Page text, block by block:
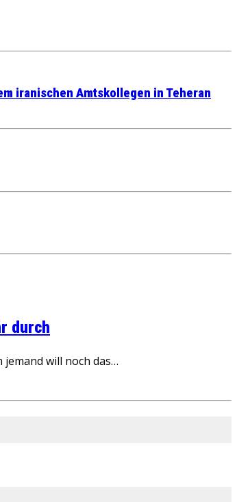
iranischen Amtskollegen in Teheran
durch
will noch das…